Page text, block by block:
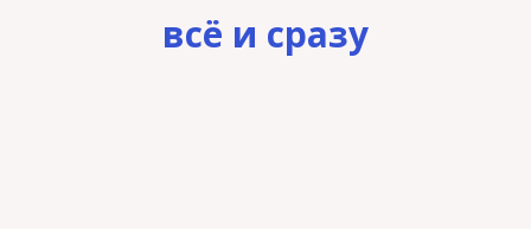
всё и сразу